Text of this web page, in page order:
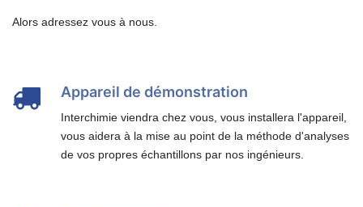
Alors adressez vous à nous.
Appareil de démonstration
Interchimie viendra chez vous, vous installera l'appareil,
vous aidera à la mise au point de la méthode d'analyses
de vos propres échantillons par nos ingénieurs.